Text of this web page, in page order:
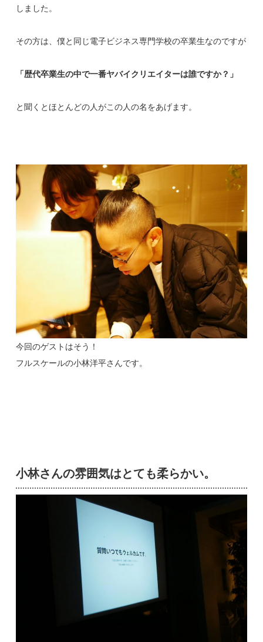
しました。
その方は、僕と同じ電子ビジネス専門学校の卒業生なのですが
「歴代卒業生の中で一番ヤバイクリエイターは誰ですか？」
と聞くとほとんどの人がこの人の名をあげます。
今回のゲストはそう！
フルスケールの小林洋平さんです。
小林さんの雰囲気はとても柔らかい。